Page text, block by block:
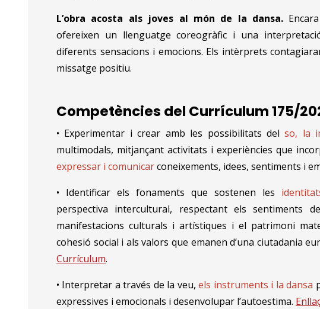
L’obra acosta als joves al món de la dansa.
ofereixen un llenguatge coreogràfic i una
diferents sensacions i emocions. Els intèrprets
missatge positiu.
Competències del Currículum 175/
• Experimentar i crear amb les possibilitats delso, la
multimodals, mitjançant activitats i experiències que
expressar i comunicarconeixements, idees, sentiments i
• Identificar els fonaments que sostenen les
perspectiva intercultural, respectant els sentiments
manifestacions culturals i artístiques i el patrimoni
cohesió social i als valors que emanen d’una ciutadania
Currículum.
• Interpretar a través de la veu,els instruments i la dansa
expressives i emocionals i desenvolupar l’autoestima.